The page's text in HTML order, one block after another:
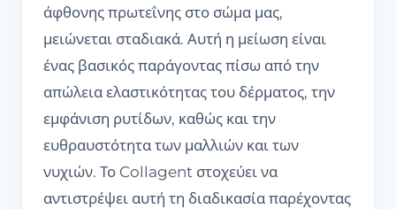
άφθονης πρωτεΐνης στο σώμα μας,
μειώνεται σταδιακά. Αυτή η μείωση είναι
ένας βασικός παράγοντας πίσω από την
απώλεια ελαστικότητας του δέρματος, την
εμφάνιση ρυτίδων, καθώς και την
ευθραυστότητα των μαλλιών και των
νυχιών. Το Collagent στοχεύει να
αντιστρέψει αυτή τη διαδικασία παρέχοντας